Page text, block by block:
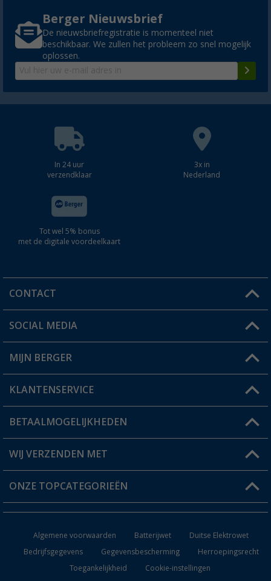
Berger Nieuwsbrief
De nieuwsbriefregistratie is momenteel niet
beschikbaar. We zullen het probleem zo snel mogelijk
oplossen.
In 24 uur
verzendklaar
3x in
Nederland
Tot wel 5% bonus
met de digitale voordeelkaart
CONTACT
Een vraag?
Winkel vinden
SOCIAL MEDIA
MIJN BERGER
Mijn account
Status bestelling
Verlanglijstje
KLANTENSERVICE
FAQ & Contact
Verzendinformatie
Catalogus
BETAALMOGELIJKHEDEN
WIJ VERZENDEN MET
ONZE TOPCATEGORIEËN
Campingmeubilair
Algemene voorwaarden Batterijwet
Duitse Elektrowet
Bedrijfsgegevens
Gegevensbescherming
Herroepingsrecht
Toegankelijkheid
Cookie-instellingen